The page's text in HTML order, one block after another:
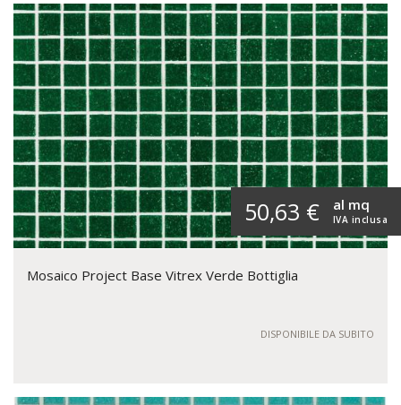
50,63 € IVA inclusa
al mq
Mosaico Project Base Vitrex Verde Bottiglia
DISPONIBILE DA SUBITO